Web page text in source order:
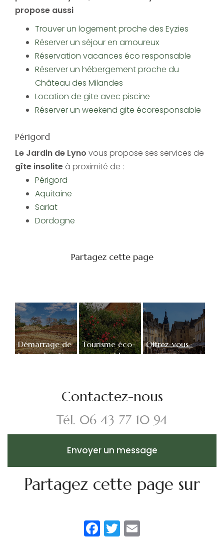
propose aussi
Trouver un logement proche des Eyzies
Réserver un séjour en amoureux
Réservation vacances éco responsable
Réserver un hébergement proche du
Château des Milandes
Location de gite avec piscine
Réserver un weekend gite écoresponsable
Périgord
Le Jardin de Lyno vous propose ses services de
gîte insolite à proximité de :
Périgord
Aquitaine
Sarlat
Dordogne
Démarrage de
la construction
Location de
Tourisme éco-
responsable
Offrez-vous
une
piscine en
Contactez-nous
Tél. 06 43 77 10 94
Envoyer un message
Partagez cette page sur
Facebook
Twitter